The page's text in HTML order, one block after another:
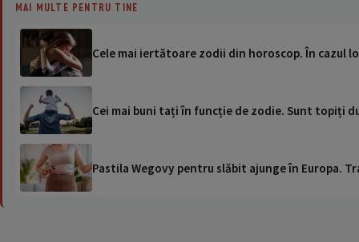
MAI MULTE PENTRU TINE
Cele mai iertătoare zodii din horoscop. În cazul
Cei mai buni tați în funcție de zodie. Sunt topiți
Pastila Wegovy pentru slăbit ajunge în Europa.